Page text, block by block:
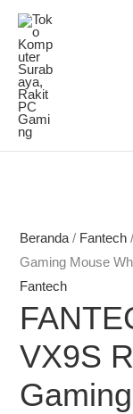
Lewati
konten
Beranda / Fantech
Gaming Mouse
Fantech
VX9S